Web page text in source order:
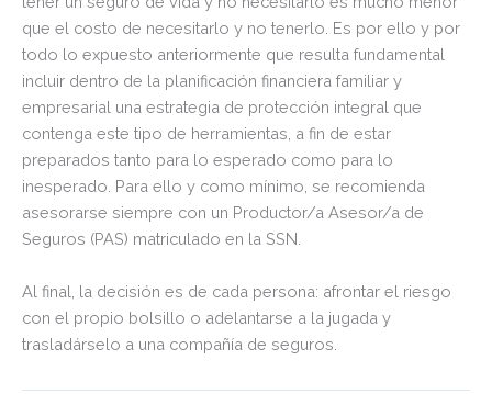
que el costo de necesitarlo y no tenerlo. Es por ello y por
todo lo expuesto anteriormente que resulta fundamental
incluir dentro de la planificación financiera familiar y
empresarial una estrategia de protección integral que
contenga este tipo de herramientas, a fin de estar
preparados tanto para lo esperado como para lo
inesperado. Para ello y como mínimo, se recomienda
asesorarse siempre con un Productor/a Asesor/a de
Seguros (PAS) matriculado en la SSN.
Al final, la decisión es de cada persona: afrontar el riesgo
con el propio bolsillo o adelantarse a la jugada y
trasladárselo a una compañía de seguros.